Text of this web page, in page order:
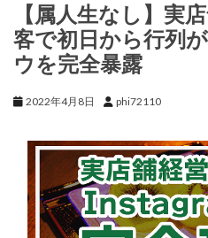
【属人生なし】実
客で初日から行列
ウを完全暴露
2022年4月8日 phi72110